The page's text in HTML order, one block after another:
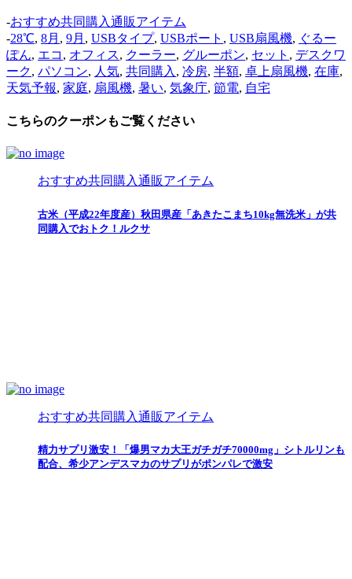
-おすすめ共同購入通販アイテム
-28℃, 8月 , 9月 , USBタイプ, USBポート , USB扇風機, ぐるー
ぽん, エコ , オフィス, クーラー, グルーポン, セット , デスクワ
ーク, パソコン, 人気, 共同購入 , 冷房, 半額, 卓上扇風機, 在庫,
天気予報, 家庭, 扇風機, 暑い, 気象庁, 節電, 自宅
こちらのクーポンもご覧ください
おすすめ共同購入通販アイテム
古米（平成22年度産）秋田県産「あきたこまち10kg無洗米」が共
同購入でおトク！ルクサ
おすすめ共同購入通販アイテム
精力サプリ激安！「爆男マカ大王ガチガチ70000mg」シトルリンも
配合、希少アンデスマカのサプリがポンパレで激安